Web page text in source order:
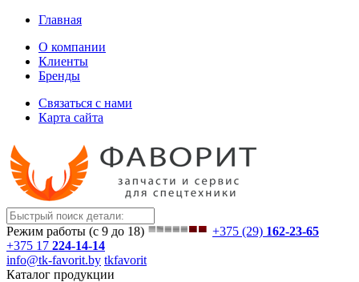
Главная
О компании
Клиенты
Бренды
Связаться с нами
Карта сайта
Режим работы (с 9 до 18) +375 (29) 162-23-65
+375 17 224-14-14
info@tk-favorit.by tkfavorit
Каталог продукции